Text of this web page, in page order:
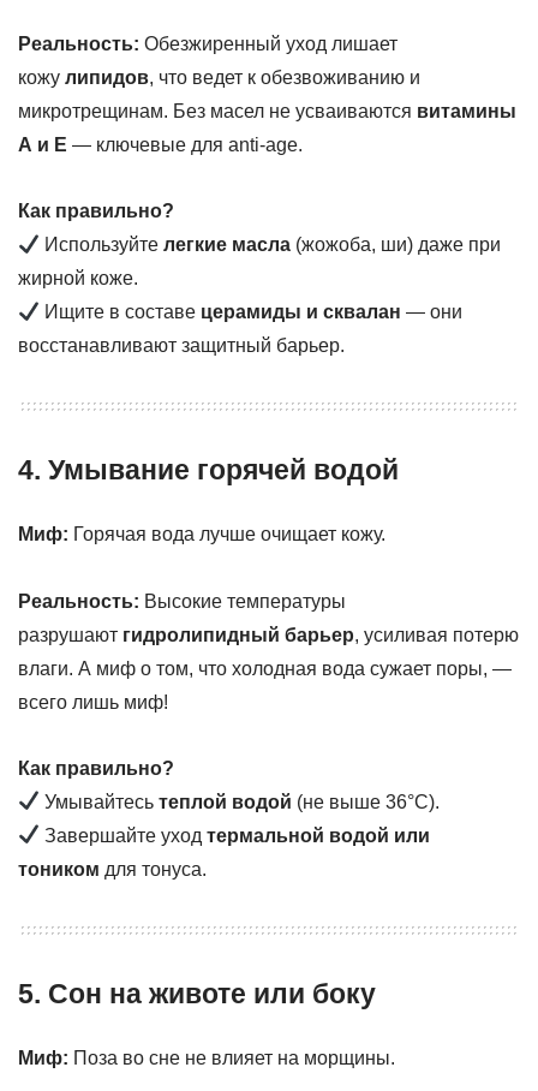
Реальность: Обезжиренный уход лишает
кожу липидов, что ведет к обезвоживанию и
микротрещинам. Без масел не усваиваются витамины
А и Е — ключевые для anti-age.
Как правильно?
Используйтелегкие масла (жожоба, ши) даже при
жирной коже.
Ищите в составе церамиды и сквалан — они
восстанавливают защитный барьер.
4. Умывание горячей водой
Миф: Горячая вода лучше очищает кожу.
Реальность: Высокие температуры
разрушают гидролипидный барьер, усиливая потерю
влаги. А миф о том, что холодная вода сужает поры, —
всего лишь миф!
Как правильно?
Умывайтесьтеплой водой (не выше 36°C).
Завершайте уходтермальной водой или
тоником для тонуса.
5. Сон на животе или боку
Миф: Поза во сне не влияет на морщины.